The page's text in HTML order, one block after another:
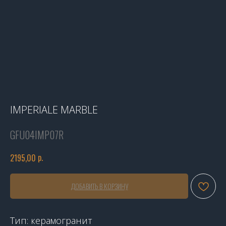
IMPERIALE MARBLE
GFU04IMP07R
2195,00 р.
ДОБАВИТЬ В КОРЗИНУ
Тип: керамогранит